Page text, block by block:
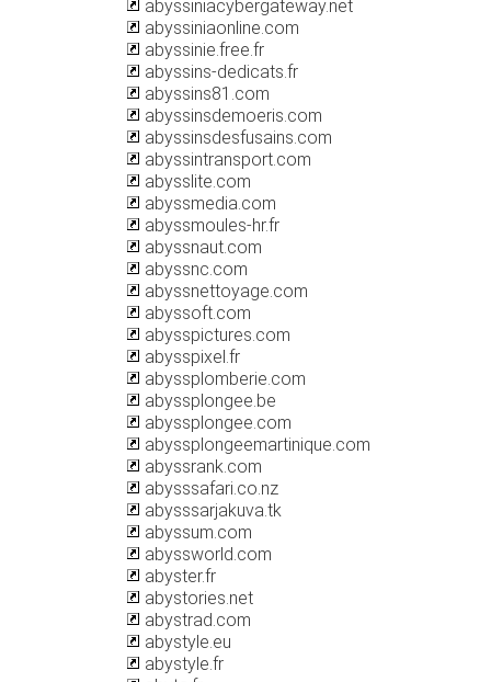
abyssiniacybergateway.net
abyssiniaonline.com
abyssinie.free.fr
abyssins-dedicats.fr
abyssins81.com
abyssinsdemoeris.com
abyssinsdesfusains.com
abyssintransport.com
abysslite.com
abyssmedia.com
abyssmoules-hr.fr
abyssnaut.com
abyssnc.com
abyssnettoyage.com
abyssoft.com
abysspictures.com
abysspixel.fr
abyssplomberie.com
abyssplongee.be
abyssplongee.com
abyssplongeemartinique.com
abyssrank.com
abysssafari.co.nz
abysssarjakuva.tk
abyssum.com
abyssworld.com
abyster.fr
abystories.net
abystrad.com
abystyle.eu
abystyle.fr